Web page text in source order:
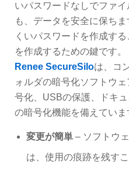
いパスワードなしでファ
も、データを安全に保ち
くいパスワードを作成す
を作成するための鍵です。
Renee SecureSiloは、コ
ォルダの暗号化ソフトウ
号化、USBの保護、ドキ
の暗号化機能を備えていま
変更が簡単 – ソフトウ
は、使用の痕跡を残す